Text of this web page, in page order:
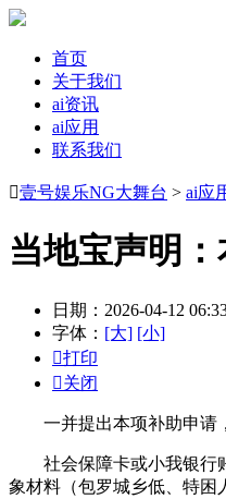
首页
关于我们
ai资讯
ai应用
联系我们
壹号娱乐NG大舞台 > ai应
当地宝声明
日期：2026-04-12
字体： [大] [小]
打印
关闭
一并提出本项补助申请，
社会保障卡或小我银行账
象材料（包罗城乡低、特困